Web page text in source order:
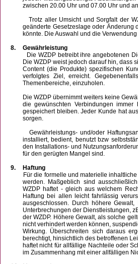
zwischen 20.00 Uhr und 07.00 Uhr und
Trotz aller Umsicht und Sorgfalt der
geänderte Gesetzeslage oder Änderung
könnte. Die Auswahl und die
8.
Gewährleistung
Die WZDP betreibt ihre angebotenen
Die WZDP weist jedoch darauf hin, dass
Content (die Produkte) spezifischen
verfolgtes Ziel, erreicht.
Themenbereiche, einzuholen.
Die WZDP übernimmt weiters keine
die gewünschten Verbindungen
gespeichert bleiben. Jeder Kunde hat
sorgen.
Gewährleistungs- und/oder
installiert, bedient, benutzt bzw
den Installations- und
für den gerügten Mangel sind.
9.
Haftung
Für die formelle und materielle
werden. Maßgeblich sind
WZDP haftet - gleich aus welchem
Haftung bei allen leicht fahrlässig
ausgeschlossen. Durch höhere
Unterbrechungen der Dienstleistungen,
der WZDP. Höhere Gewalt, als solche
nicht verhindert werden können,
Wirkung. Überschreiten sich daraus
berechtigt, hinsichtlich des betroffenen
haftet nicht für allfällige Nachteile oder
im Zusammenhang mit einer allfälligen